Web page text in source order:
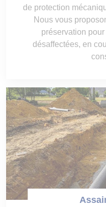
de protection
Nous vous
préservation
désaffectées, en